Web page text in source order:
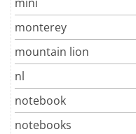
monterey
mountain lion
nl
notebook
notebooks